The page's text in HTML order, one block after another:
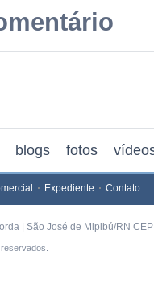
blogs fotos
Expediente Contato
| São José de Mipibú/RN